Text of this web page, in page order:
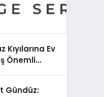
Ev
Önemli
Gündüz: